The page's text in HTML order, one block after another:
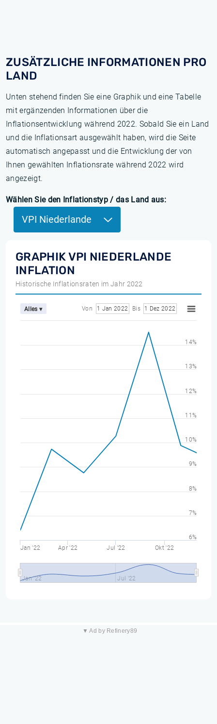
ZUSÄTZLICHE INFORMATIONEN PRO
LAND
Unten stehend finden Sie eine Graphik und eine Tabelle
mit ergänzenden Informationen über die
Inflationsentwicklung während 2022. Sobald Sie ein Land
und die Inflationsart ausgewählt haben, wird die Seite
automatisch angepasst und die Entwicklung der von
Ihnen gewählten Inflationsrate während 2022 wird
angezeigt.
Wählen Sie den Inflationstyp / das Land aus:
VPI Niederlande
GRAPHIK VPI NIEDERLANDE
INFLATION
Historische Inflationsraten im Jahr 2022
Alles ▾ Von 1 Jan 2022 Bis 1 Dez 2022
Jan '22 Apr '22 Jul '22 Okt '22
Jan '22 Jul '22
6%
7%
8%
9%
10%
11%
12%
13%
14%
▼ Ad by Refinery89